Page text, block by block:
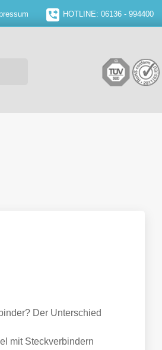
HOTLINE: 06136 - 994400
Der Unterschied
mit Steckverbindern